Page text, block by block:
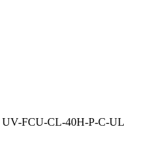
UV-FCU-CL-40H-P-C-UL